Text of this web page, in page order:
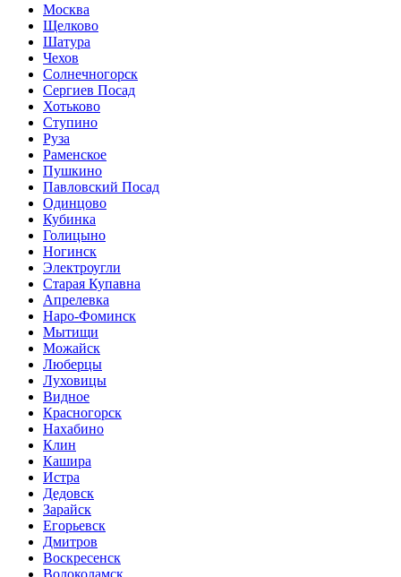
Москва
Щелково
Шатура
Чехов
Солнечногорск
Сергиев Посад
Хотьково
Ступино
Руза
Раменское
Пушкино
Павловский Посад
Одинцово
Кубинка
Голицыно
Ногинск
Электроугли
Старая Купавна
Апрелевка
Наро-Фоминск
Мытищи
Можайск
Люберцы
Луховицы
Видное
Красногорск
Нахабино
Клин
Кашира
Истра
Дедовск
Зарайск
Егорьевск
Дмитров
Воскресенск
Волоколамск